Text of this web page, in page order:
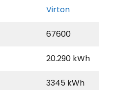
Virton
67600
20.290 kWh
3345 kWh